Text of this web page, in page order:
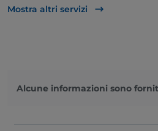
Visa
Mostra altri servizi
Alcune informazioni sono